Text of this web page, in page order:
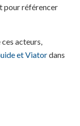
pour référencer
acteurs,
et Viatordans